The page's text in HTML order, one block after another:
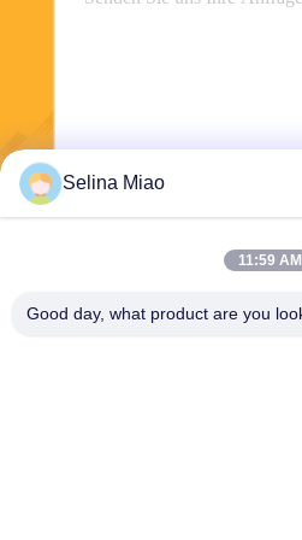
Selina Miao
11:59 AM
Good day, what product are you